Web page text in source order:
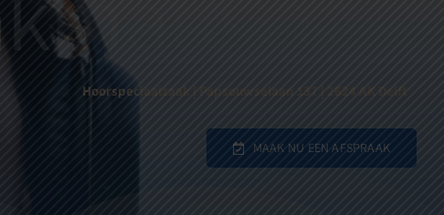
Hoorspeciaalzaak | Papsouwselaan 137 | 2624 AK Delft
MAAK NU EEN AFSPRAAK